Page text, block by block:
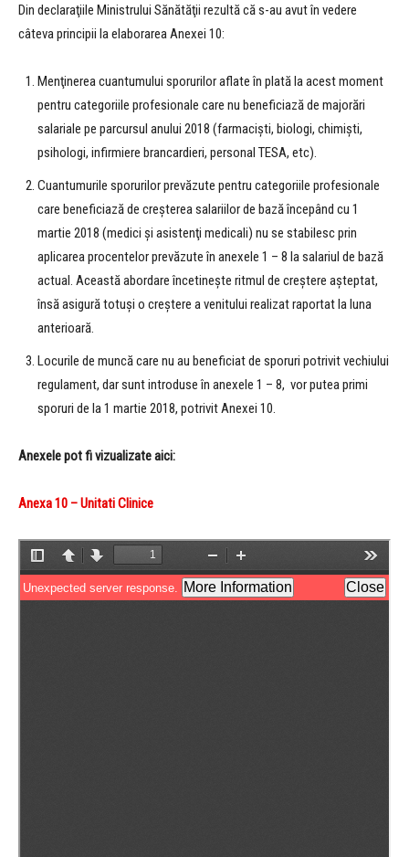
Din declaraţiile Ministrului Sănătăţii rezultă că s-au avut în vedere
câteva principii la elaborarea Anexei 10:
Menţinerea cuantumului sporurilor aflate în plată la acest moment
pentru categoriile profesionale care nu beneficiază de majorări
salariale pe parcursul anului 2018 (farmacişti, biologi, chimişti,
psihologi, infirmiere brancardieri, personal TESA, etc).
Cuantumurile sporurilor prevăzute pentru categoriile profesionale
care beneficiază de creşterea salariilor de bază începând cu 1
martie 2018 (medici şi asistenţi medicali) nu se stabilesc prin
aplicarea procentelor prevăzute în anexele 1 – 8 la salariul de bază
actual. Această abordare încetineşte ritmul de creştere aşteptat,
însă asigură totuşi o creştere a venitului realizat raportat la luna
anterioară.
Locurile de muncă care nu au beneficiat de sporuri potrivit vechiului
regulament, dar sunt introduse în anexele 1 – 8, vor putea primi
sporuri de la 1 martie 2018, potrivit Anexei 10.
Anexele pot fi vizualizate aici:
Anexa 10 – Unitati Clinice